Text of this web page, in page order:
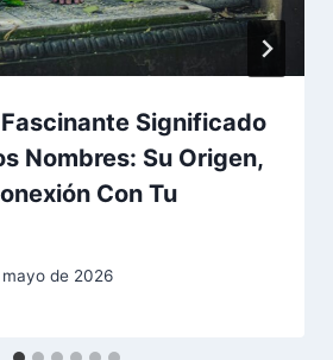
Significado
Nombres: Su Origen,
Con Tu
mayo de 2026